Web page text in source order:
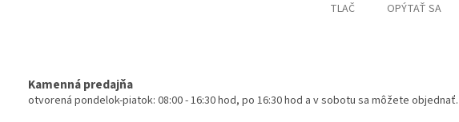
TLAČ OPÝTAŤ SA
Kamenná predajňa
otvorená pondelok-piatok: 08:00 - 16:30 hod, po 16:30 hod a v sobotu sa môžete objednať.